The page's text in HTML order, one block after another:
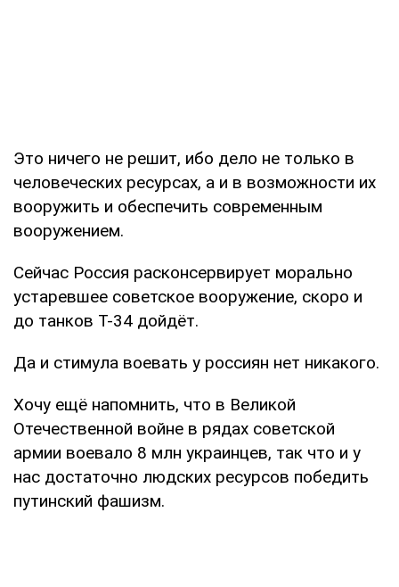
Это ничего не решит, ибо дело не только в
человеческих ресурсах, а и в возможности их
вооружить и обеспечить современным
вооружением.
Сейчас Россия расконсервирует морально
устаревшее советское вооружение, скоро и
до танков Т-34 дойдёт.
Да и стимула воевать у россиян нет никакого.
Хочу ещё напомнить, что в Великой
Отечественной войне в рядах советской
армии воевало 8 млн украинцев, так что и у
нас достаточно людских ресурсов победить
путинский фашизм.